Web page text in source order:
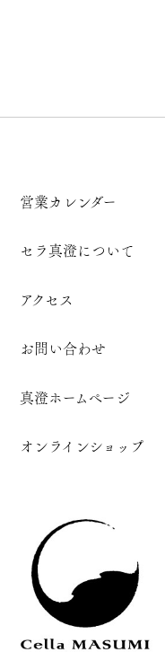
営業カレンダー
セラ真澄について
アクセス
お問い合わせ
真澄ホームページ
オンラインショップ